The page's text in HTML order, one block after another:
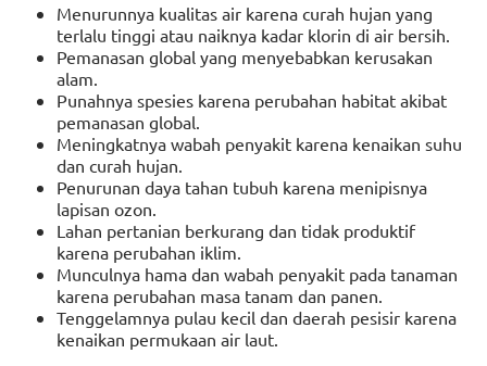
Menurunnya kualitas air karena curah hujan yang
terlalu tinggi atau naiknya kadar klorin di air bersih.
Pemanasan global yang menyebabkan kerusakan
alam.
Punahnya spesies karena perubahan habitat akibat
pemanasan global.
Meningkatnya wabah penyakit karena kenaikan suhu
dan curah hujan.
Penurunan daya tahan tubuh karena menipisnya
lapisan ozon.
Lahan pertanian berkurang dan tidak produktif
karena perubahan iklim.
Munculnya hama dan wabah penyakit pada tanaman
karena perubahan masa tanam dan panen.
Tenggelamnya pulau kecil dan daerah pesisir karena
kenaikan permukaan air laut.